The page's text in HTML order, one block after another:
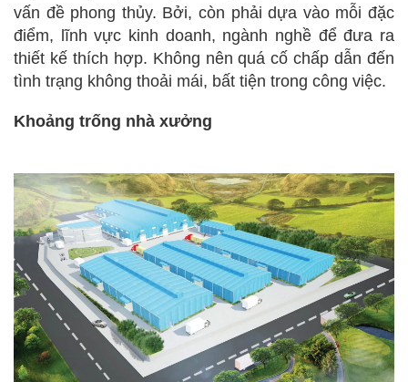
vấn đề phong thủy. Bởi, còn phải dựa vào mỗi đặc
điểm, lĩnh vực kinh doanh, ngành nghề để đưa ra
thiết kế thích hợp. Không nên quá cố chấp dẫn đến
tình trạng không thoải mái, bất tiện trong công việc.
Khoảng trống nhà xưởng